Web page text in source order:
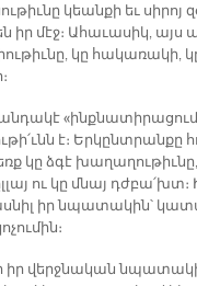
կեան­քի եւ սի­րոյ
իր մէջ։ Ա­հա­ւա­սիկ,
կը հա­կա­ռա­կի,
է։ Եր­կընտ­րան­քը
կը ձգէ
ու կը մնայ
իր նպա­տա­կին՝
իր վերջ­նա­կան